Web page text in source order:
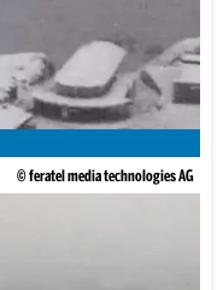
© feratel media technologies AG